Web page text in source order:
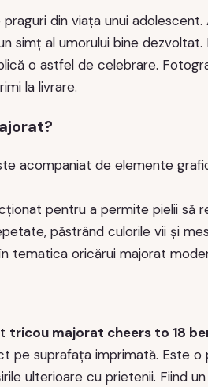
din viața unui adolescent.
simț al umorului bine dezvoltat.
o astfel de celebrare.
la livrare.
acompaniat de elemente
pentru a permite pielii să
păstrând culorile vii și
tematica oricărui majorat
tricou majorat cheers to 18
pe suprafața imprimată. Este
ulterioare cu prietenii. Fiind